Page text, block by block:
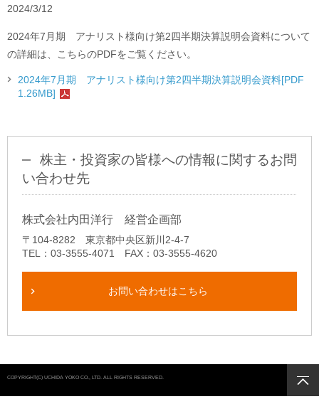
2024/3/12
2024年7月期 アナリスト様向け第2四半期決算説明会資料について
の詳細は、こちらのPDFをご覧ください。
2024年7月期 アナリスト様向け第2四半期決算説明会資料[PDF
1.26MB]
株主・投資家の皆様への情報に関するお問
い合わせ先
株式会社内田洋行 経営企画部
〒104-8282 東京都中央区新川2-4-7
TEL：03-3555-4071 FAX：03-3555-4620
お問い合わせはこちら
COPYRIGHT(C) UCHIDA YOKO CO., LTD. ALL RIGHTS RESERVED.